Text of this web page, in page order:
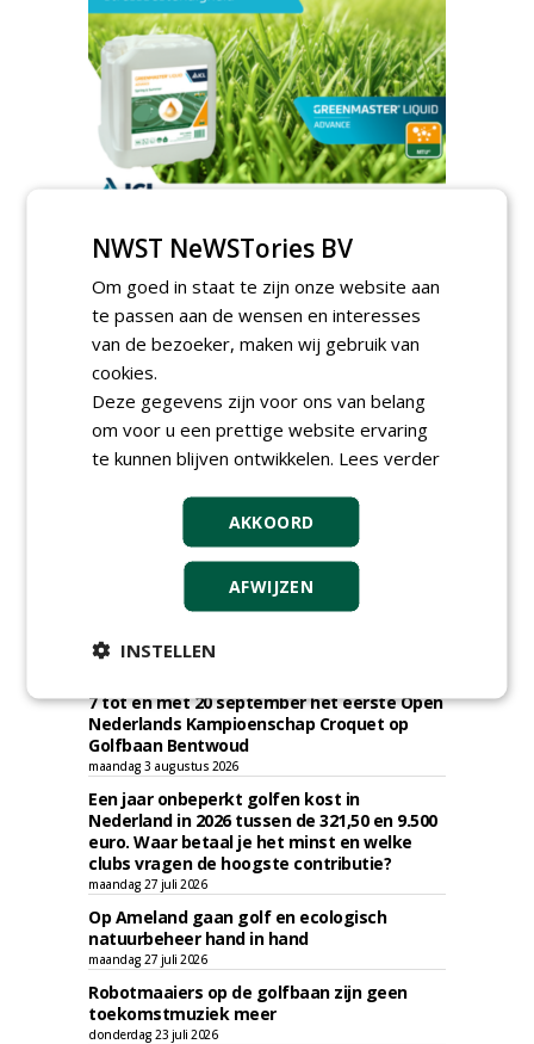
TENDERS
Sportbedrijf Rotterdam gunt semi
organische meststoffen aan Van Iperen.
zondag 17 mei 2026
Gemeente Gooise Meren gunt Golfbaan
Naarderbos aan Hollandsche Golfbaan
Exploitatiemaatschappij.
KNIPSELS
7 tot en met 20 september het eerste Open
Nederlands Kampioenschap Croquet op
Golfbaan Bentwoud
maandag 3 augustus 2026
Een jaar onbeperkt golfen kost in
Nederland in 2026 tussen de 321,50 en 9.500
euro. Waar betaal je het minst en welke
clubs vragen de hoogste contributie?
maandag 27 juli 2026
Op Ameland gaan golf en ecologisch
natuurbeheer hand in hand
maandag 27 juli 2026
Robotmaaiers op de golfbaan zijn geen
toekomstmuziek meer
donderdag 23 juli 2026
NWST NeWSTories BV
Om goed in staat te zijn onze website aan
te passen aan de wensen en interesses
van de bezoeker, maken wij gebruik van
cookies.
Deze gegevens zijn voor ons van belang
om voor u een prettige website ervaring
te kunnen blijven ontwikkelen. Lees verder
AKKOORD
AFWIJZEN
INSTELLEN